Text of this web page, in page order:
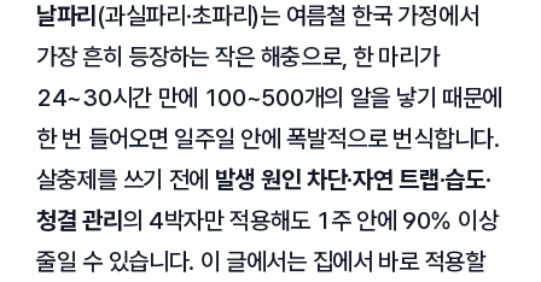
날파리 (과실파리·초파리)는 여름철 한국 가정에서
가장 흔히 등장하는 작은 해충으로, 한 마리가
24~30시간 만에 100~500개의 알을 낳기 때문에
한 번 들어오면 일주일 안에 폭발적으로 번식합니다.
살충제를 쓰기 전에 발생 원인 차단·자연 트랩·습도·
청결 관리 의 4박자만 적용해도 1주 안에 90% 이상
줄일 수 있습니다. 이 글에서는 집에서 바로 적용할